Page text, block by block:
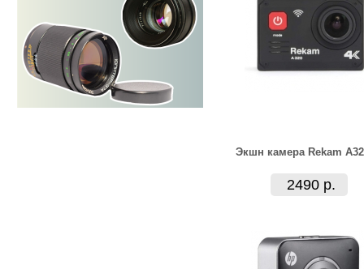
Экшн камера Rekam
2490 р.